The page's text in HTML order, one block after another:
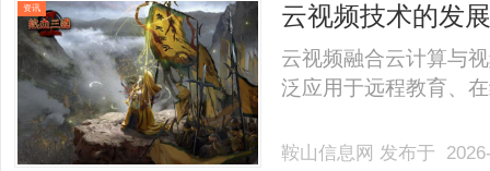
资讯 云视频技术的发
云视频融合云计算与
泛应用于远程教育、
鞍山信息网 发布于